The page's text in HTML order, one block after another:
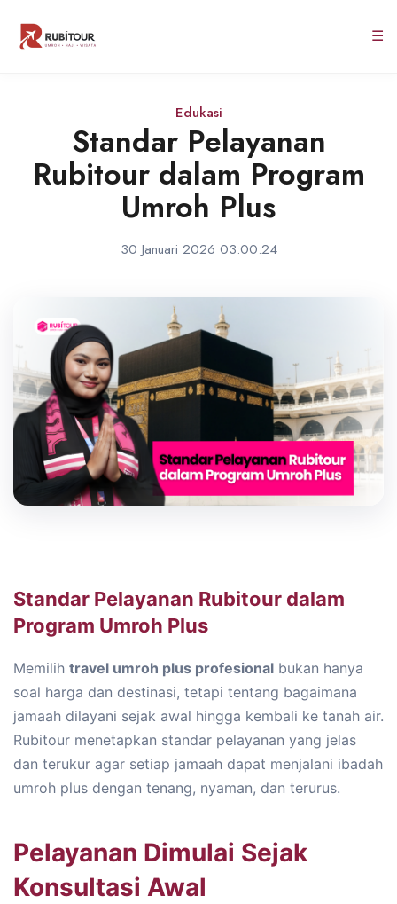
☰
Edukasi
Standar Pelayanan
Rubitour dalam Program
Umroh Plus
30 Januari 2026 03:00:24
Standar Pelayanan Rubitour dalam
Program Umroh Plus
Memilih travel umroh plus profesional bukan hanya
soal harga dan destinasi, tetapi tentang bagaimana
jamaah dilayani sejak awal hingga kembali ke tanah air.
Rubitour menetapkan standar pelayanan yang jelas
dan terukur agar setiap jamaah dapat menjalani ibadah
umroh plus dengan tenang, nyaman, dan terurus.
Pelayanan Dimulai Sejak
Konsultasi Awal